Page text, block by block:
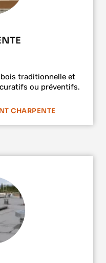
traditionnelle et
ou préventifs.
CHARPENTE